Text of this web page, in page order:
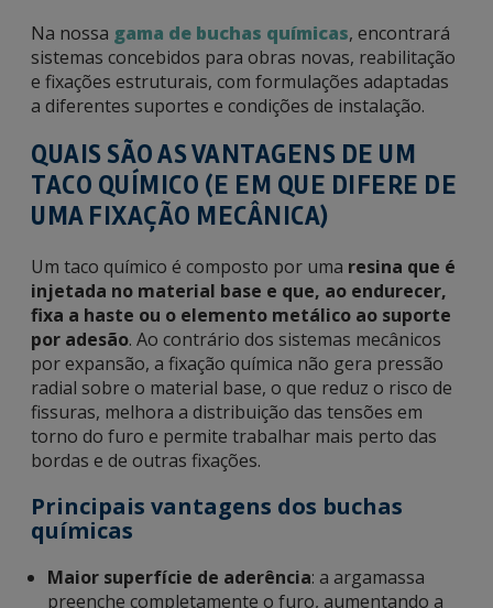
Na nossa gama de buchas químicas, encontrará
sistemas concebidos para obras novas, reabilitação
e fixações estruturais, com formulações adaptadas
a diferentes suportes e condições de instalação.
QUAIS SÃO AS VANTAGENS DE UM
TACO QUÍMICO (E EM QUE DIFERE DE
UMA FIXAÇÃO MECÂNICA)
Um taco químico é composto por uma resina que é
injetada no material base e que, ao endurecer,
fixa a haste ou o elemento metálico ao suporte
por adesão. Ao contrário dos sistemas mecânicos
por expansão, a fixação química não gera pressão
radial sobre o material base, o que reduz o risco de
fissuras, melhora a distribuição das tensões em
torno do furo e permite trabalhar mais perto das
bordas e de outras fixações.
Principais vantagens dos buchas
químicas
Maior superfície de aderência: a argamassa
preenche completamente o furo, aumentando a